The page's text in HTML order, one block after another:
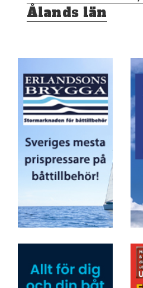
Ålands län